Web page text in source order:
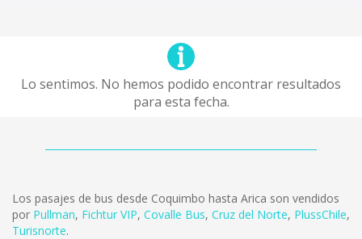
Lo sentimos. No hemos podido encontrar resultados
para esta fecha.
Los pasajes de bus desde Coquimbo hasta Arica son vendidos
por Pullman, Fichtur VIP, Covalle Bus, Cruz del Norte, PlussChile,
Turisnorte.